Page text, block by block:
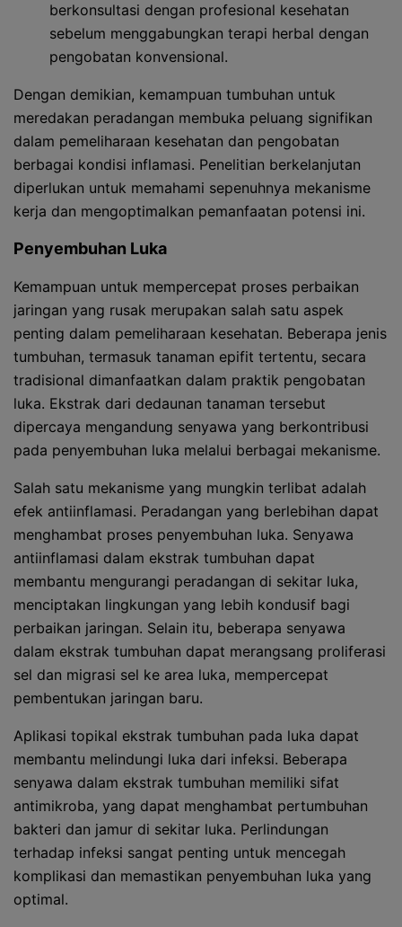
berkonsultasi dengan profesional kesehatan
sebelum menggabungkan terapi herbal dengan
pengobatan konvensional.
Dengan demikian, kemampuan tumbuhan untuk
meredakan peradangan membuka peluang signifikan
dalam pemeliharaan kesehatan dan pengobatan
berbagai kondisi inflamasi. Penelitian berkelanjutan
diperlukan untuk memahami sepenuhnya mekanisme
kerja dan mengoptimalkan pemanfaatan potensi ini.
Penyembuhan Luka
Kemampuan untuk mempercepat proses perbaikan
jaringan yang rusak merupakan salah satu aspek
penting dalam pemeliharaan kesehatan. Beberapa jenis
tumbuhan, termasuk tanaman epifit tertentu, secara
tradisional dimanfaatkan dalam praktik pengobatan
luka. Ekstrak dari dedaunan tanaman tersebut
dipercaya mengandung senyawa yang berkontribusi
pada penyembuhan luka melalui berbagai mekanisme.
Salah satu mekanisme yang mungkin terlibat adalah
efek antiinflamasi. Peradangan yang berlebihan dapat
menghambat proses penyembuhan luka. Senyawa
antiinflamasi dalam ekstrak tumbuhan dapat
membantu mengurangi peradangan di sekitar luka,
menciptakan lingkungan yang lebih kondusif bagi
perbaikan jaringan. Selain itu, beberapa senyawa
dalam ekstrak tumbuhan dapat merangsang proliferasi
sel dan migrasi sel ke area luka, mempercepat
pembentukan jaringan baru.
Aplikasi topikal ekstrak tumbuhan pada luka dapat
membantu melindungi luka dari infeksi. Beberapa
senyawa dalam ekstrak tumbuhan memiliki sifat
antimikroba, yang dapat menghambat pertumbuhan
bakteri dan jamur di sekitar luka. Perlindungan
terhadap infeksi sangat penting untuk mencegah
komplikasi dan memastikan penyembuhan luka yang
optimal.